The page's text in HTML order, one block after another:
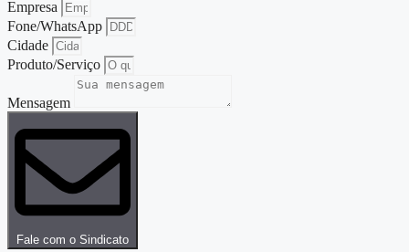
Empresa
Fone/WhatsApp
Cidade
Produto/Serviço
Mensagem
Fale com o Sindicato